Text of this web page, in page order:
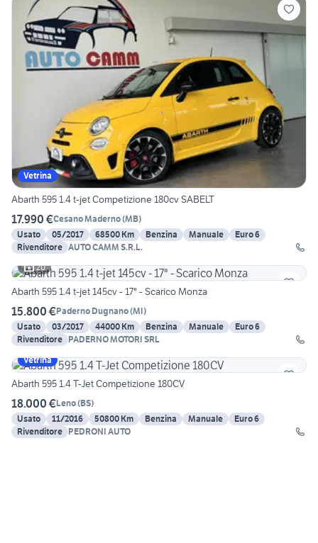
Vetrina
Abarth 595 1.4 t-jet Competizione 180cv SABELT
17.990 €Cesano Maderno(MB)
Usato
05/2017 68500 Km Benzina Manuale
Euro 6
Rivenditore AUTO CAMM S.R.L.
20
Abarth 595 1.4 t-jet 145cv - 17" - Scarico Monza
15.800 €Paderno Dugnano(MI)
Usato
03/2017 44000 Km Benzina Manuale
Euro 6
Rivenditore PADERNO MOTORI SRL
Vetrina
Abarth 595 1.4 T-Jet Competizione 180CV
18.000 €Leno(BS)
Usato
11/2016 50800 Km Benzina Manuale
Euro 6
Rivenditore PEDRONI AUTO